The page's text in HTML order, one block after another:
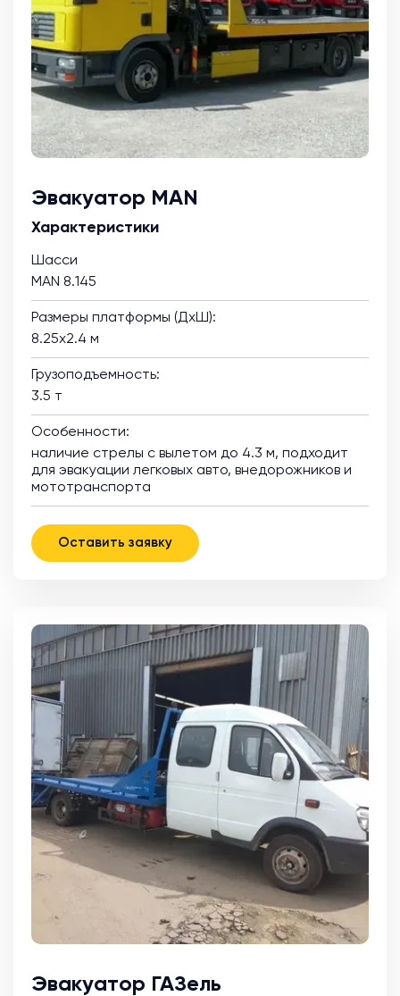
Эвакуатор MAN
Характеристики
Шасси
MAN 8.145
Размеры платформы (ДхШ):
8.25х2.4 м
Грузоподъемность:
3.5 т
Особенности:
наличие стрелы с вылетом до 4.3 м, подходит
для эвакуации легковых авто, внедорожников и
мототранспорта
Оставить заявку
Эвакуатор ГАЗель